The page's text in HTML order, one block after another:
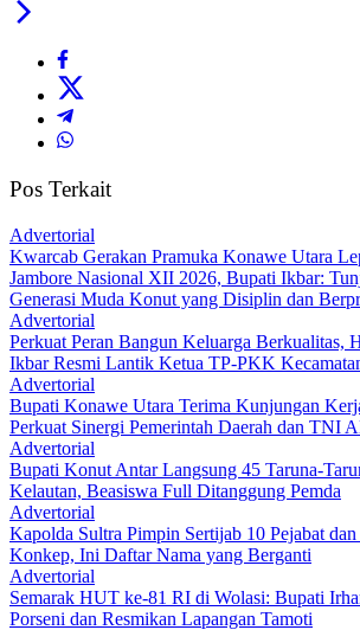
Pos Terkait
Advertorial
‎Kwarcab Gerakan Pramuka Konawe Utara
Jambore Nasional XII 2026, Bupati Ikbar:
Generasi Muda Konut yang Disiplin dan
Advertorial
‎Perkuat Peran Bangun Keluarga Berkualitas,
Ikbar Resmi Lantik Ketua TP-PKK
Advertorial
Bupati Konawe Utara Terima Kunjungan
Perkuat Sinergi Pemerintah Daerah dan TNI
Advertorial
Bupati Konut Antar Langsung 45 Taruna-
Kelautan, Beasiswa Full Ditanggung Pemda
Advertorial
‎Kapolda Sultra Pimpin Sertijab 10 Pejabat
Konkep, Ini Daftar Nama yang Berganti
Advertorial
Semarak HUT ke-81 RI di Wolasi: Bupati
Porseni dan Resmikan Lapangan Tamoti